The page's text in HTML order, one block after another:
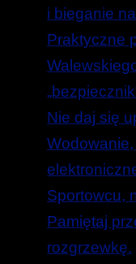
i bieganie
Praktyczne
Nie daj się
Sportowcu,
Pamiętaj
rozgrzewkę.